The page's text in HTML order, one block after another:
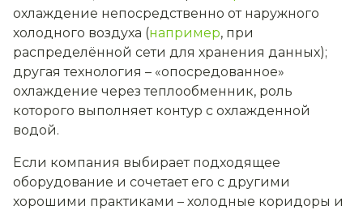
охлаждение непосредственно от наружного
холодного воздуха (например, при
распределённой сети для хранения данных);
другая технология – «опосредованное»
охлаждение через теплообменник, роль
которого выполняет контур с охлажденной
водой.
Если компания выбирает подходящее
оборудование и сочетает его с другими
хорошими практиками – холодные коридоры и